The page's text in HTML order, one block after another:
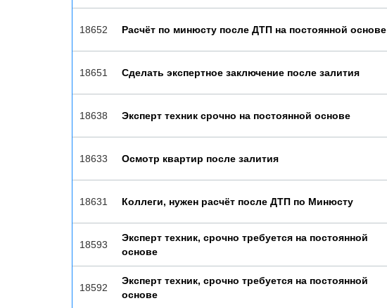
18652 Расчёт по минюсту после ДТП на постоянной основе
18651 Сделать экспертное заключение после залития
18638 Эксперт техник срочно на постоянной основе
18633 Осмотр квартир после залития
18631 Коллеги, нужен расчёт после ДТП по Минюсту
18593
Эксперт техник, срочно требуется на постоянной
основе
18592
Эксперт техник, срочно требуется на постоянной
основе